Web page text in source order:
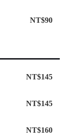
NT$90
NT$145
NT$145
NT$160